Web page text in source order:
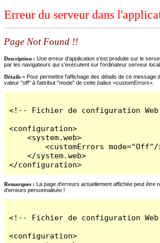
Erreur du serveur dans
Page Not Found !!
Description : Une erreur d'application s'est produite sur le
par les navigateurs qui s'exécutent sur l'ordinateur serveur local.
Détails = Pour permettre l'affichage des détails de ce message
valeur "off" à l'attribut "mode" de cette balise <customErrors>.
<!-- Fichier de configuration
<configuration>
    <system.web>
<customErrors mode="Off"/
    </system.web>
</configuration>
Remarques : La page d'erreurs actuellement affichée peut être
d'erreurs personnalisée !
<!-- Fichier de configuration
<configuration>